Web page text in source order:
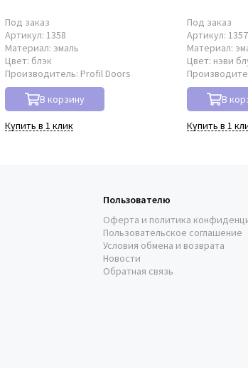
Под заказ
Артикул: 1358
Материал: эмаль
Цвет: блэк
Производитель: Profil Doors
В корзину
Купить в 1 клик
Под заказ
Артикул: 1357
Материал:
Цвет: нэви
В
Купить в 1
Пользователю
Оферта и политика
Пользовательское соглашение
Условия обмена и возврата
Новости
Обратная связь